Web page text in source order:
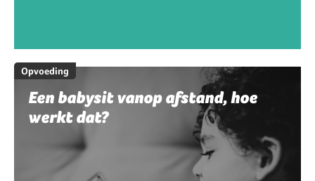
Opvoeding
Een babysit vanop afstand, hoe
werkt dat?